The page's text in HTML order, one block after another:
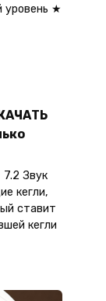
уровень ★
Звук
кегли,
ставит
кегли